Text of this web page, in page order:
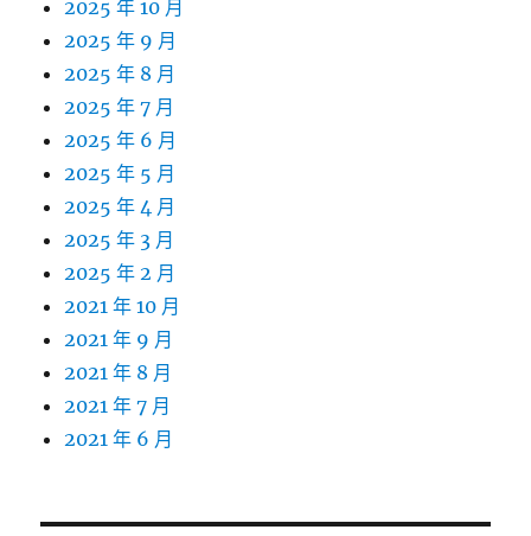
2025 年 10 月
2025 年 9 月
2025 年 8 月
2025 年 7 月
2025 年 6 月
2025 年 5 月
2025 年 4 月
2025 年 3 月
2025 年 2 月
2021 年 10 月
2021 年 9 月
2021 年 8 月
2021 年 7 月
2021 年 6 月